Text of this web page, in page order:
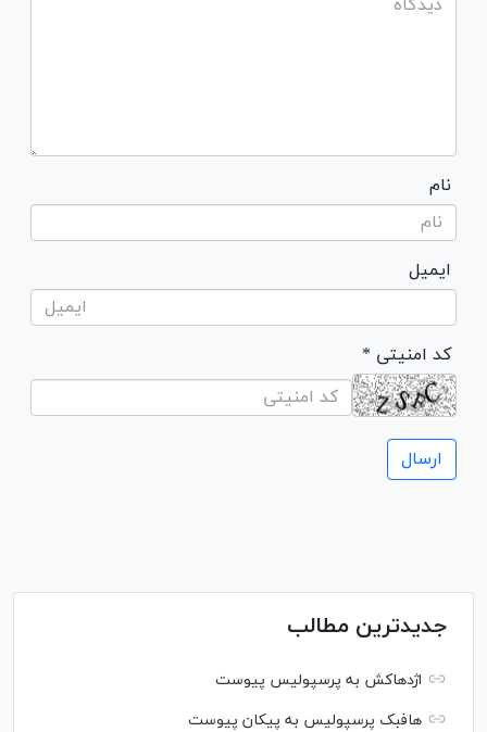
نام
ایمیل
* کد امنیتی
جدیدترین مطالب
اژدهاکش به پرسپولیس پیوست
هافبک پرسپولیس به پیکان پیوست